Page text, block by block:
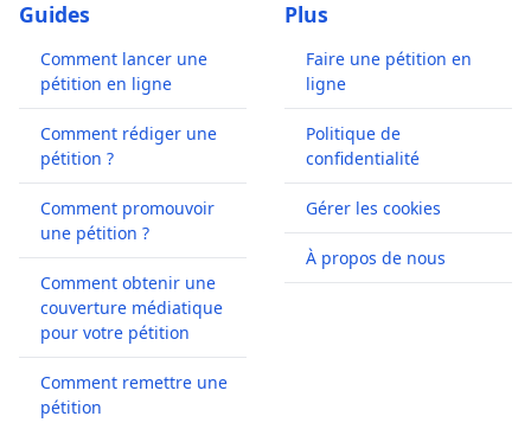
Guides
Comment lancer une
pétition en ligne
Comment rédiger une
pétition ?
Comment promouvoir
une pétition ?
Comment obtenir une
couverture médiatique
pour votre pétition
Comment remettre une
pétition
Plus
Faire une pétition en
ligne
Politique de
confidentialité
Gérer les cookies
À propos de nous